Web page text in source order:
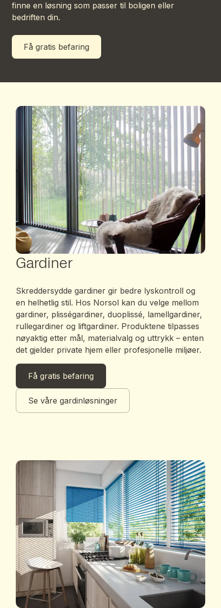
finne en løsning som passer til boligen eller
bedriften din.
Få gratis befaring
Gardiner
Skreddersydde gardiner gir bedre lyskontroll og
en helhetlig stil. Hos Norsol kan du velge mellom
gardiner, plisségardiner, duoplissé, lamellgardiner,
rullegardiner og liftgardiner. Produktene tilpasses
nøyaktig etter mål, materialvalg og uttrykk – enten
det gjelder private hjem eller profesjonelle miljøer.
Få gratis befaring
Se våre gardinløsninger